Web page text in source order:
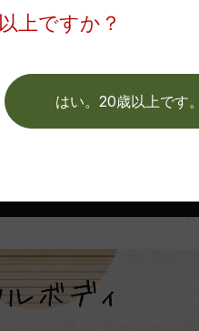
上ですか？
はい。20歳以上です